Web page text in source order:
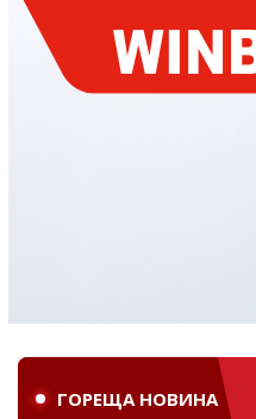
ГОРЕЩА НОВИНА